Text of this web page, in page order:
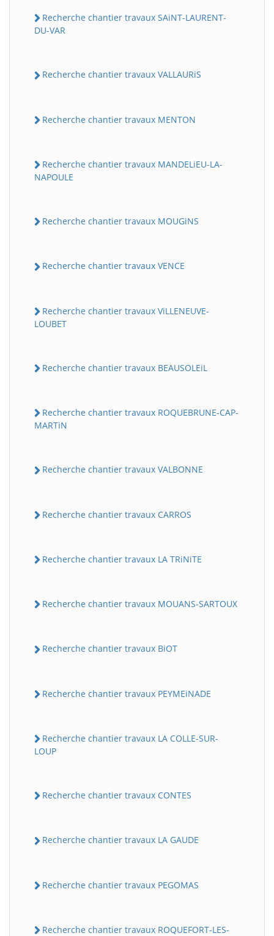
Recherche chantier travaux SAiNT-LAURENT-
DU-VAR
Recherche chantier travaux VALLAURiS
Recherche chantier travaux MENTON
Recherche chantier travaux MANDELiEU-LA-
NAPOULE
Recherche chantier travaux MOUGiNS
Recherche chantier travaux VENCE
Recherche chantier travaux ViLLENEUVE-
LOUBET
Recherche chantier travaux BEAUSOLEiL
Recherche chantier travaux ROQUEBRUNE-CAP-
MARTiN
Recherche chantier travaux VALBONNE
Recherche chantier travaux CARROS
Recherche chantier travaux LA TRiNiTE
Recherche chantier travaux MOUANS-SARTOUX
Recherche chantier travaux BiOT
Recherche chantier travaux PEYMEiNADE
Recherche chantier travaux LA COLLE-SUR-
LOUP
Recherche chantier travaux CONTES
Recherche chantier travaux LA GAUDE
Recherche chantier travaux PEGOMAS
Recherche chantier travaux ROQUEFORT-LES-